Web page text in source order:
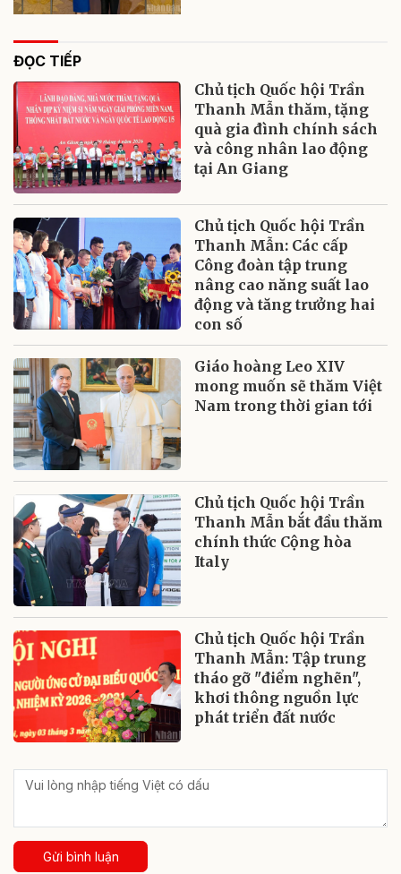
ĐỌC TIẾP
Chủ tịch Quốc hội Trần
Thanh Mẫn thăm, tặng
quà gia đình chính sách
và công nhân lao động
tại An Giang
Chủ tịch Quốc hội Trần
Thanh Mẫn: Các cấp
Công đoàn tập trung
nâng cao năng suất lao
động và tăng trưởng hai
con số
Giáo hoàng Leo XIV
mong muốn sẽ thăm Việt
Nam trong thời gian tới
Chủ tịch Quốc hội Trần
Thanh Mẫn bắt đầu thăm
chính thức Cộng hòa
Italy
Chủ tịch Quốc hội Trần
Thanh Mẫn: Tập trung
tháo gỡ "điểm nghẽn",
khơi thông nguồn lực
phát triển đất nước
Gửi bình luận